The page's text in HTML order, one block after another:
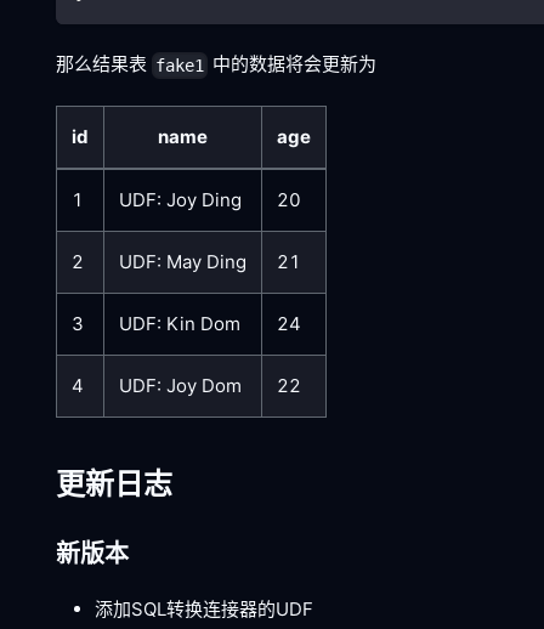
那么结果表 fake1 中的数据将会更新为
id name age
1 UDF: Joy Ding 20
2 UDF: May Ding 21
3 UDF: Kin Dom 24
4 UDF: Joy Dom 22
更新日志
新版本
添加SQL转换连接器的UDF